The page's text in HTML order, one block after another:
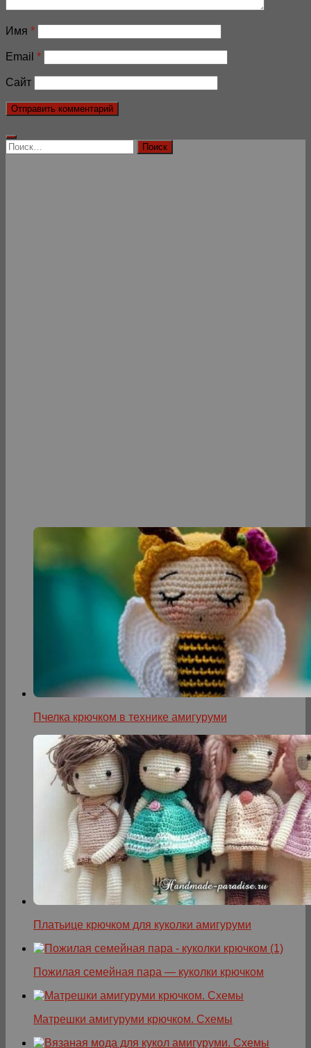
Имя *
Email *
Сайт
Найти:
Пчелка крючком в технике амигуруми
Платьице крючком для куколки амигуруми
Пожилая семейная пара — куколки крючком
Матрешки амигуруми крючком. Схемы